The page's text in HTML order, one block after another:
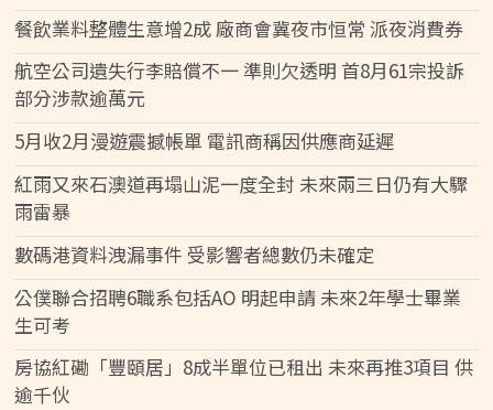
餐飲業料整體生意增2成 廠商會冀夜市恒常 派夜消費券
航空公司遺失行李賠償不一 準則欠透明 首8月61宗投訴
部分涉款逾萬元
5月收2月漫遊震撼帳單 電訊商稱因供應商延遲
紅雨又來石澳道再塌山泥一度全封 未來兩三日仍有大驟
雨雷暴
數碼港資料洩漏事件 受影響者總數仍未確定
公僕聯合招聘6職系包括AO 明起申請 未來2年學士畢業
生可考
房協紅磡「豐頤居」8成半單位已租出 未來再推3項目 供
逾千伙